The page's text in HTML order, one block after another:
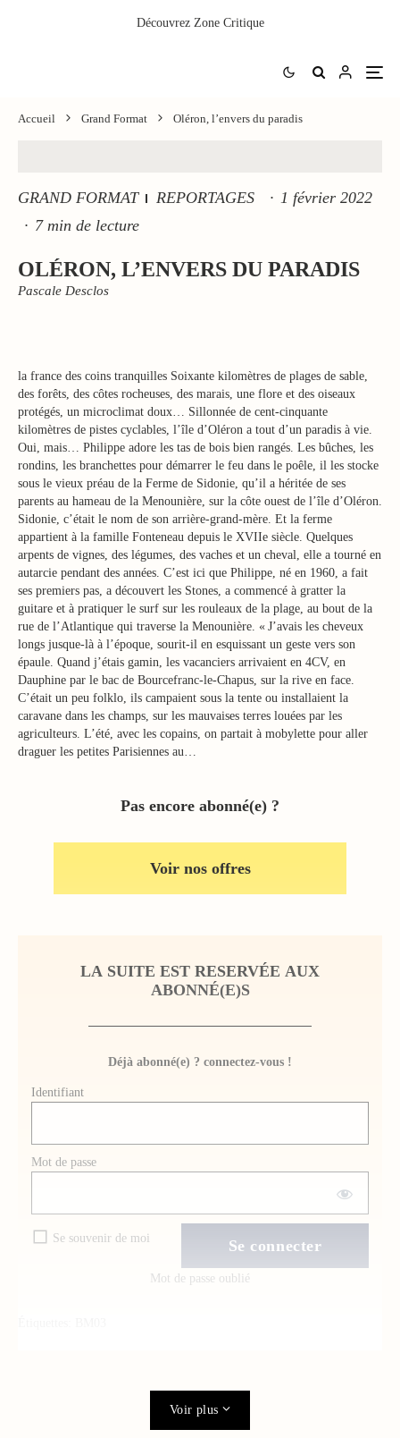
Découvrez Zone Critique
Accueil Grand Format Oléron, l’envers du paradis
GRAND FORMAT REPORTAGES · 1 février 2022
· 7 min de lecture
OLÉRON, L’ENVERS DU PARADIS
Pascale Desclos
la france des coins tranquilles Soixante kilomètres de plages de sable,
des forêts, des côtes rocheuses, des marais, une flore et des oiseaux
protégés, un microclimat doux… Sillonnée de cent-cinquante
kilomètres de pistes cyclables, l’île d’Oléron a tout d’un paradis à vie.
Oui, mais… Philippe adore les tas de bois bien rangés. Les bûches, les
rondins, les branchettes pour démarrer le feu dans le poêle, il les stocke
sous le vieux préau de la Ferme de Sidonie, qu’il a héritée de ses
parents au hameau de la Menounière, sur la côte ouest de l’île d’Oléron.
Sidonie, c’était le nom de son arrière-grand-mère. Et la ferme
appartient à la famille Fonteneau depuis le XVIIe siècle. Quelques
arpents de vignes, des légumes, des vaches et un cheval, elle a tourné en
autarcie pendant des années. C’est ici que Philippe, né en 1960, a fait
ses premiers pas, a découvert les Stones, a commencé à gratter la
guitare et à pratiquer le surf sur les rouleaux de la plage, au bout de la
rue de l’Atlantique qui traverse la Menounière. « J’avais les cheveux
longs jusque-là à l’époque, sourit-il en esquissant un geste vers son
épaule. Quand j’étais gamin, les vacanciers arrivaient en 4CV, en
Dauphine par le bac de Bourcefranc-le-Chapus, sur la rive en face.
C’était un peu folklo, ils campaient sous la tente ou installaient la
caravane dans les champs, sur les mauvaises terres louées par les
agriculteurs. L’été, avec les copains, on partait à mobylette pour aller
draguer les petites Parisiennes au…
Pas encore abonné(e) ?
Voir nos offres
LA SUITE EST RESERVÉE AUX
ABONNÉ(E)S
Déjà abonné(e) ? connectez-vous !
Identifiant
Mot de passe
Se souvenir de moi
Mot de passe oublié
Voir plus